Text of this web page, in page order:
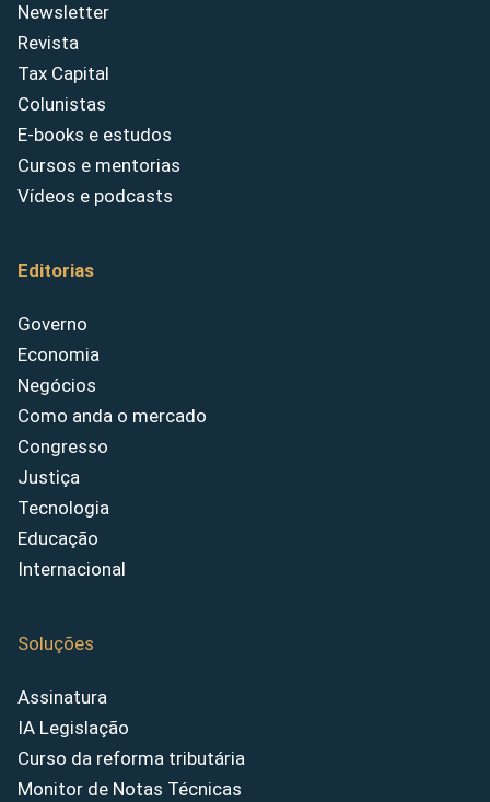
Newsletter
Revista
Tax Capital
Colunistas
E-books e estudos
Cursos e mentorias
Vídeos e podcasts
Editorias
Governo
Economia
Negócios
Como anda o mercado
Congresso
Justiça
Tecnologia
Educação
Internacional
Soluções
Assinatura
IA Legislação
Curso da reforma tributária
Monitor de Notas Técnicas